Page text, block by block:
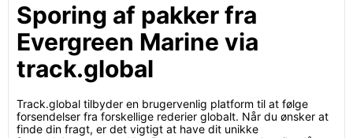
Sporing af pakker fra
Evergreen Marine via
track.global
Track.global tilbyder en brugervenlig platform til at følge
forsendelser fra forskellige rederier globalt. Når du ønsker at
finde din fragt, er det vigtigt at have dit unikke